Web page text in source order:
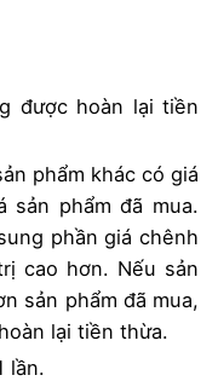
được hoàn lại tiền
phẩm khác có giá
sản phẩm đã mua.
phần giá chênh
cao hơn. Nếu sản
sản phẩm đã mua,
lại tiền thừa.
lần.